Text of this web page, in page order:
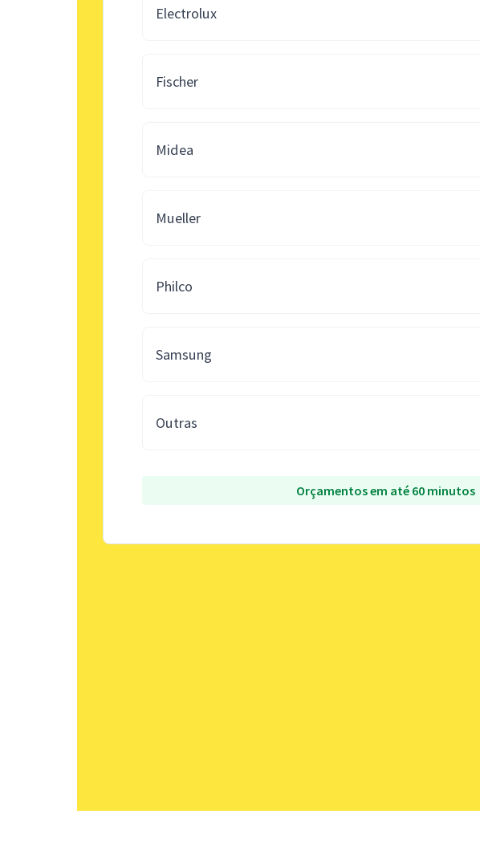
Electrolux
Fischer
Midea
Mueller
Philco
Samsung
Outras
Orçamentos em até 60 minutos